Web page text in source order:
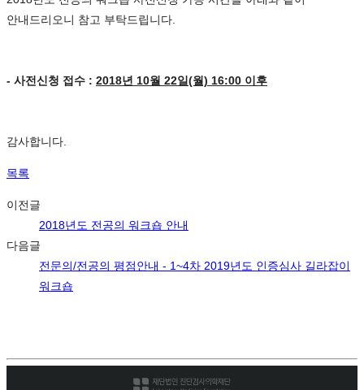
안내드리오니 참고 부탁드립니다.
- 사전신청 접수 : 2018년 10월 22일(월) 16:00 이후
감사합니다.
목록
이전글
2018년도 전공의 워크숍 안내
다음글
전문의/전공의 평점안내 - 1~4차 2019년도 인증심사 길라잡이
워크숍